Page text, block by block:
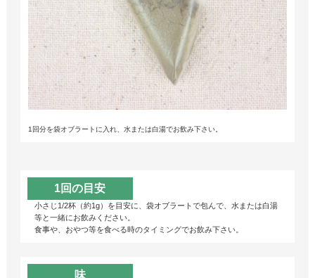
1回分を袋オブラートに入れ、水または白湯でお飲み下さい。
1回の目安
小さじ1/2杯（約1g）を目安に、袋オブラートで包んで、水または白湯
等と一緒にお飲みください。
食事や、おやつ等を食べる時のタイミングでお飲み下さい。
味